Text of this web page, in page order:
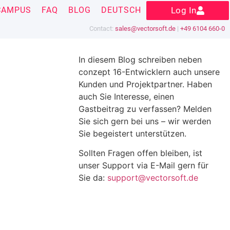
Contact: sales@vectorsoft.de | +49 6104 660-0
FAQ BLOG DEUTSCH Log In
In diesem Blog schreiben neben
conzept 16-Entwicklern auch unsere
Kunden und Projektpartner. Haben
auch Sie Interesse, einen
Gastbeitrag zu verfassen? Melden
Sie sich gern bei uns – wir werden
Sie begeistert unterstützen.
Sollten Fragen offen bleiben, ist
unser Support via E-Mail gern für
Sie da: support@vectorsoft.de